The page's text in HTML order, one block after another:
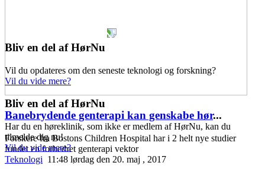
Banebrydende genterapi kan genskabe hør...
Forskere fra Bostons Children Hospital har i 2 helt nye studier
fundet en forbedret genterapi vektor
Teknologi 11:48 lørdag den 20. maj , 2017
Bliv en del af HørNu
Vil du opdateres om den seneste teknologi og forskning?
Vil du vide mere?
Bliv en del af HørNu
Har du en høreklinik, som ikke er medlem af HørNu, kan du
tilmelde dig nu!
Vil du vide mere?